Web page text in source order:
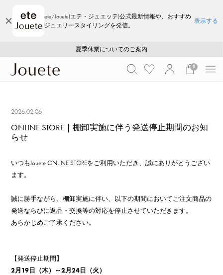
ete/Jouete(エテ・ジュエッテ)公式最新情報や、おすすめ
ジュエリースタイリングを発信。
表示する
採用のご案内
ご注文いただいたお品物のお届け状況について
夏季休業についてのご案内
WEB LIMITED ITEMS >>
採用のご案内
ご注文いただいたお品物のお届け状況について
0
2026.02.06
ONLINE STORE｜棚卸実施に伴う発送停止期間のお知
らせ
いつもJouete ONLINE STOREをご利用いただき、誠にありがとうござい
ます。
誠に勝手ながら、棚卸実施に伴い、以下の期間においてご注文商品の
発送ならびに返品・交換等の対応を停止させていただきます。
あらかじめご了承ください。
【発送停止期間】
2月19日（木）～2月24日（火）